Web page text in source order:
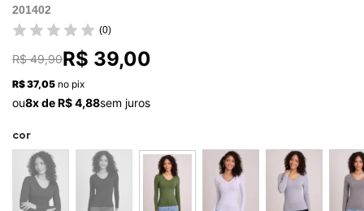
201402
(0)
R$ 49,90R$ 39,00
R$ 37,05 no pix
ou8x de R$ 4,88sem juros
cor